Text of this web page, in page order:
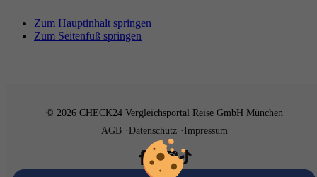
Zum Hauptinhalt springen
Zum Seitenfuß springen
© 2026 CHECK24 Vergleichsportal Reise GmbH München
AGB
Datenschutz Impressum